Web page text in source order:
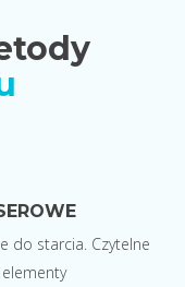
do starcia. Czytelne